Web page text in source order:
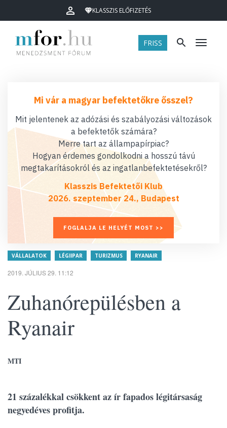
KLASSZIS ELŐFIZETÉS
FRISS Menü
Mi vár a magyar befektetőkre ősszel?
Mit jelentenek az adózási és szabályozási változások
a befektetők számára?
Merre tart az állampapírpiac?
Hogyan érdemes gondolkodni a hosszú távú
megtakarításokról és az ingatlanbefektetésekről?
Klasszis Befektetői Klub
2026. szeptember 24., Budapest
FOGLALJA LE HELYÉT MOST >>
VÁLLALATOK LÉGIIPAR TURIZMUS RYANAIR
2019. JÚLIUS 29. 11:12
Zuhanórepülésben a
Ryanair
MTI
21 százalékkal csökkent az ír fapados légitársaság
negyedéves profitja.